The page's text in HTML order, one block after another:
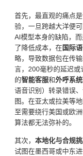
首先，最直观的痛点是
验，一旦跨越大洋便
AI模型本身的缺陷，
了降低成本，在国际
略，导致数据包在传
言，200毫秒的延迟或
的智能客服和外呼系统
语音识别）转录错误
图。在亚太或拉美等
至需要绕行美国或欧
算法都无法弥补的。
其次， 本地化与合规
试图在墨西哥或中东